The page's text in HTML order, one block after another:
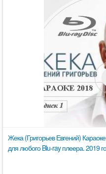
Жека (Григорьев Евгений)
для любого Blu-ray плеера. 2019